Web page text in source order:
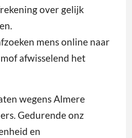
over gelijk
mens online naar
afwisselend het
wegens Almere
Gedurende onz
en